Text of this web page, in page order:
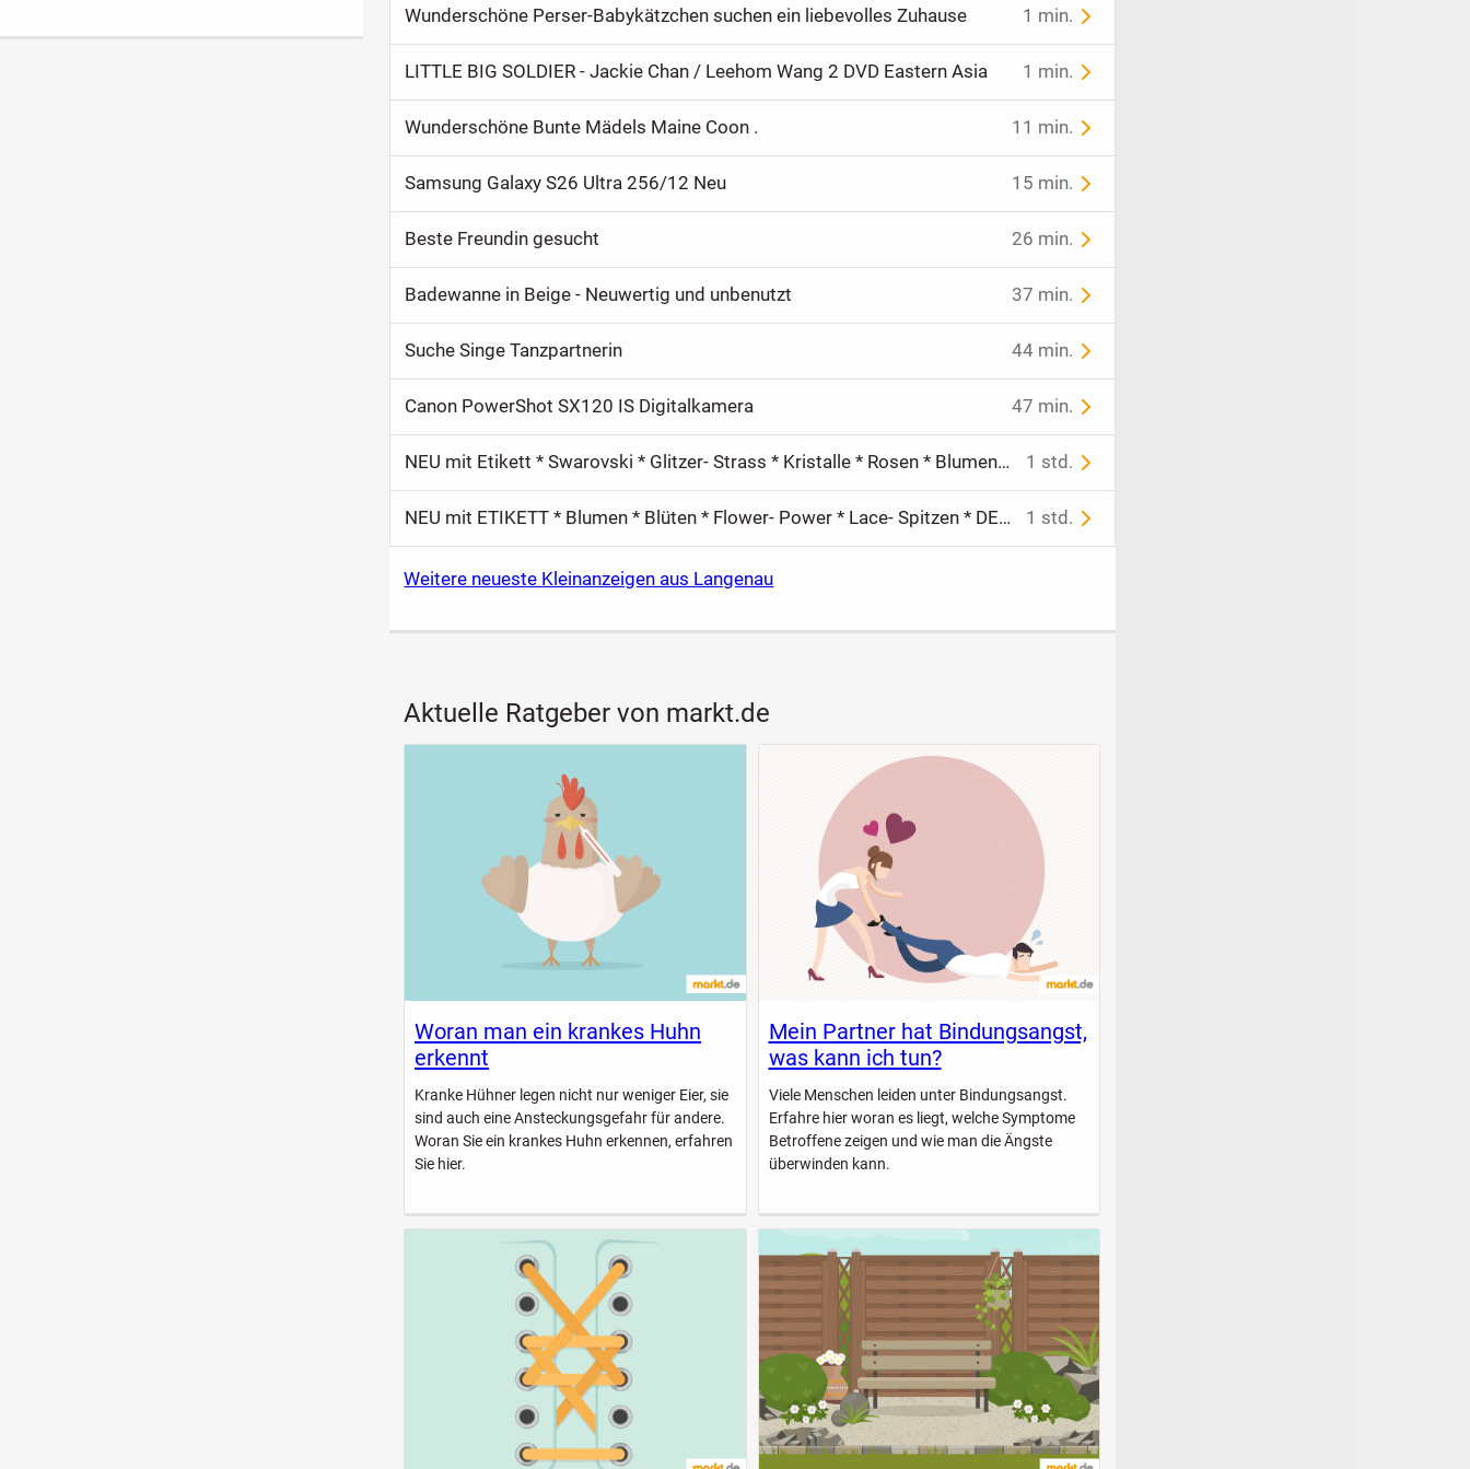
Wunderschöne Perser-Babykätzchen suchen ein liebevolles Zuhause 1 min.
LITTLE BIG SOLDIER - Jackie Chan / Leehom Wang 2 DVD Eastern Asia 1 min.
Wunderschöne Bunte Mädels Maine Coon . 11 min.
Samsung Galaxy S26 Ultra 256/12 Neu 15 min.
Beste Freundin gesucht 26 min.
Badewanne in Beige - Neuwertig und unbenutzt 37 min.
Suche Singe Tanzpartnerin 44 min.
Canon PowerShot SX120 IS Digitalkamera 47 min.
NEU mit Etikett * Swarovski * Glitzer- Strass * Kristalle * Rosen * Blumen * Blüten * Flower * Punkte * Tupfen * Polka Dots * Seiden- Satin * Bikini * Unter- Höschen * Slip "Charlott" Gr. 36- 38/ S * schokoladen- braun * rosé * 1 std.
NEU mit ETIKETT * Blumen * Blüten * Flower- Power * Lace- Spitzen * DESIGNER * Unter- Höschen * Hipster * Slip * Unterhose * Gr. 36- 38/ S * aqua- türkis * 1 std.
Weitere neueste Kleinanzeigen aus Langenau
Aktuelle Ratgeber von markt.de
Woran man ein krankes Huhn
erkennt
Kranke Hühner legen nicht nur weniger Eier, sie
sind auch eine Ansteckungsgefahr für andere.
Woran Sie ein krankes Huhn erkennen, erfahren
Sie hier.
Mein Partner hat Bindungsangst,
was kann ich tun?
Viele Menschen leiden unter Bindungsangst.
Erfahre hier woran es liegt, welche Symptome
Betroffene zeigen und wie man die Ängste
überwinden kann.